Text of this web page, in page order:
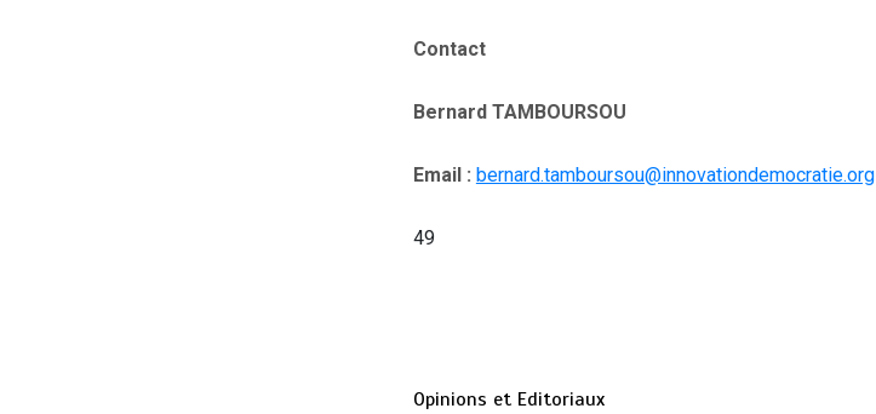
Contact
Bernard TAMBOURSOU
Email : bernard.tamboursou@innovationdemocratie.org
49
Opinions et Editoriaux